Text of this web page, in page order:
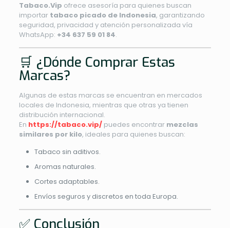
Tabaco.Vip ofrece asesoría para quienes buscan
importar tabaco picado de Indonesia, garantizando
seguridad, privacidad y atención personalizada vía
WhatsApp: +34 637 59 01 84.
🛒 ¿Dónde Comprar Estas
Marcas?
Algunas de estas marcas se encuentran en mercados
locales de Indonesia, mientras que otras ya tienen
distribución internacional.
En https://tabaco.vip/puedes encontrar mezclas
similares por kilo, ideales para quienes buscan:
Tabaco sin aditivos.
Aromas naturales.
Cortes adaptables.
Envíos seguros y discretos en toda Europa.
✅ Conclusión